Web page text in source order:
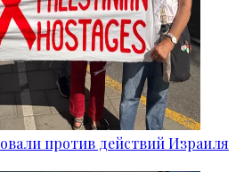
против действий Израиля